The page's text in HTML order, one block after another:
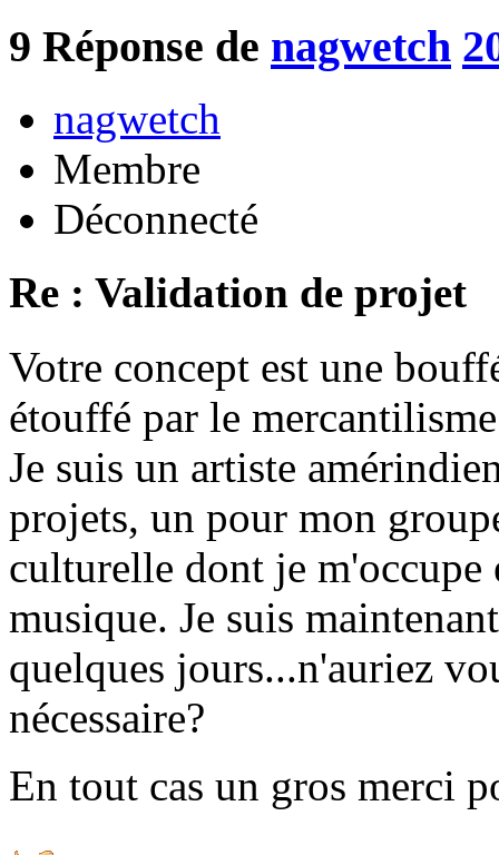
9 Réponse de nagwetch
nagwetch
Membre
Déconnecté
Re : Validation de projet
Votre concept est une
étouffé par le
Je suis un artiste
projets, un pour mon
culturelle dont je
musique. Je suis
quelques jours...n'auriez
nécessaire?
En tout cas un gros merci